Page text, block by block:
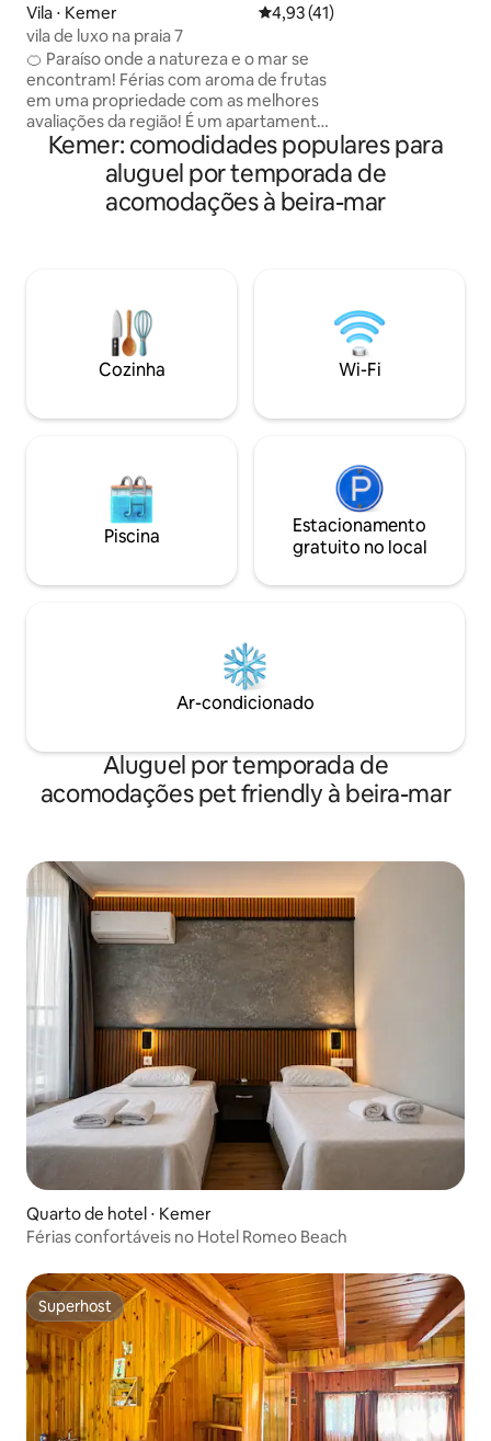
Vila ⋅ Kemer 4,93 de uma avaliação média
4,93 (41)
vila de luxo na praia 7
🍊 Paraíso onde a natureza e o mar se
encontram! Férias com aroma de frutas
em uma propriedade com as melhores
avaliações da região! É um apartamento
espaçoso de 2+1 com capacidade para 7
pessoas, localizado bem à beira-mar. •
Jardim e terraço: uma área de churrasco
e um terraço magnífico em um jardim
de mercearias. • Conforto: cozinha
totalmente equipada, Internet de alta
velocidade, troca gratuita de toalhas e
roupa de cama. Viva o luxo na natureza!
Portakal”, e o
minimalista e
relaxantes e
Kemer: comodidades populares para
aluguel por temporada de
acomodações à beira-mar
Cozinha Wi-Fi
Piscina
Estacionamento
gratuito no local
Ar-condicionado
Aluguel por temporada de
acomodações pet friendly à beira-mar
Quarto de hotel ⋅ Kemer
Férias confortáveis no Hotel Romeo Beach
Superhost
Superhost